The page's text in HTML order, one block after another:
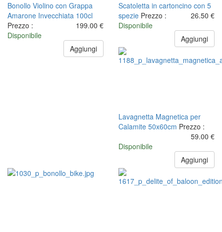
Bonollo Violino con Grappa
Amarone Invecchiata 100cl
Prezzo :
199.00 €
Disponibile
Aggiungi
Scatoletta in cartoncino con 5
spezie Prezzo :
26.50 €
Disponibile
Aggiungi
Lavagnetta Magnetica per
Calamite 50x60cm Prezzo :
59.00 €
Disponibile
Aggiungi